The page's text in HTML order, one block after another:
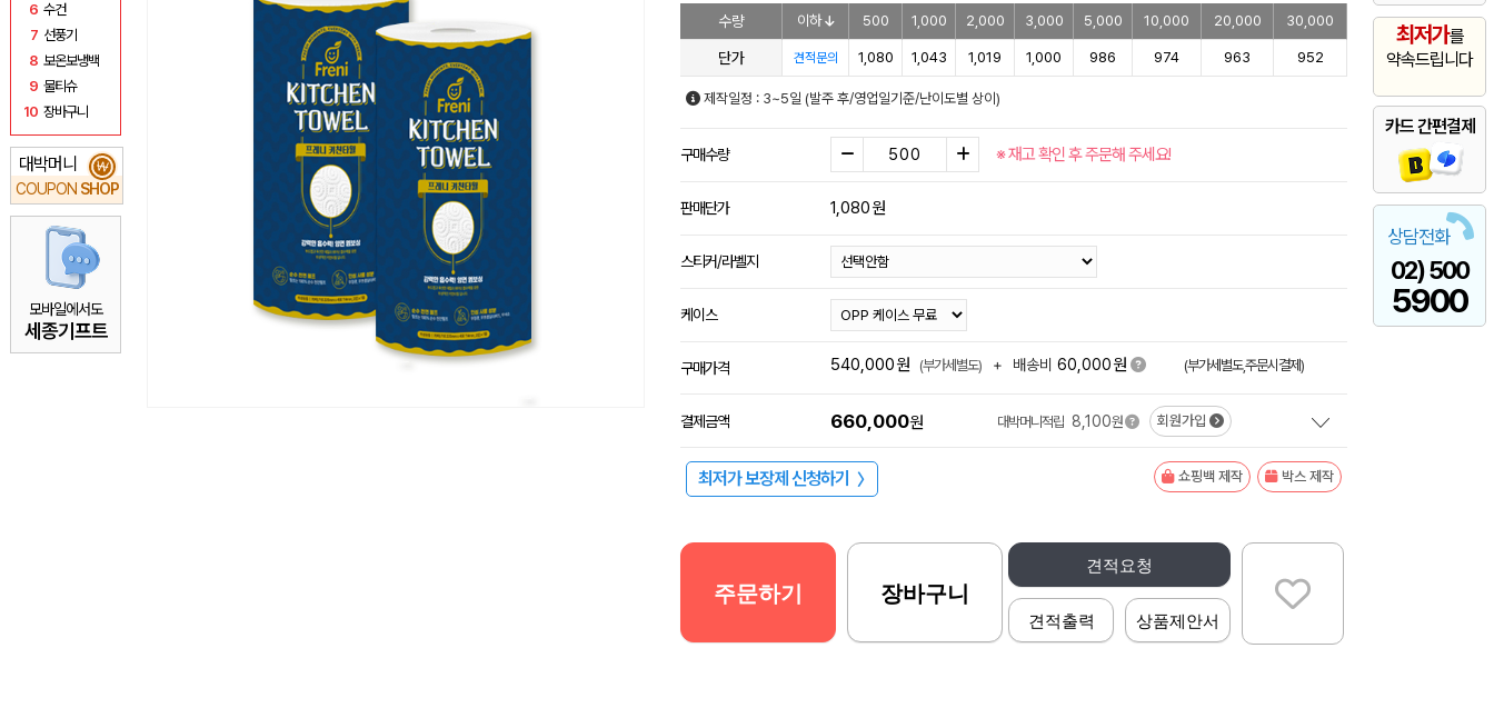
6 수건
7 선풍기
8 보온보냉백
9 물티슈
10 장바구니
대박머니
COUPON SHOP
₩
모바일에서도
세종기프트
최저가를
약속드립니다
카드 간편결제
상담전화
02) 500
5900
수량 이하 500 1,000 2,000 3,000 5,000 10,000 20,000 30,000
단가 견적문의 1,080 1,043 1,019 1,000 986 974 963 952
제작일정 : 3~5일 (발주 후/영업일기준/난이도별 상이)
구매수량 ※ 재고 확인 후 주문해 주세요!
판매단가 1,080원
스티커/라벨지
케이스
구매가격 540,000원 (부가세별도) + 배송비 60,000원 (부가세별도,주문시결제)
결제금액 660,000원 대박머니적립 8,100원 회원가입
최저가 보장제 신청하기 〉 쇼핑백 제작 박스 제작
견적요청
견적출력 상품제안서
주문하기 장바구니